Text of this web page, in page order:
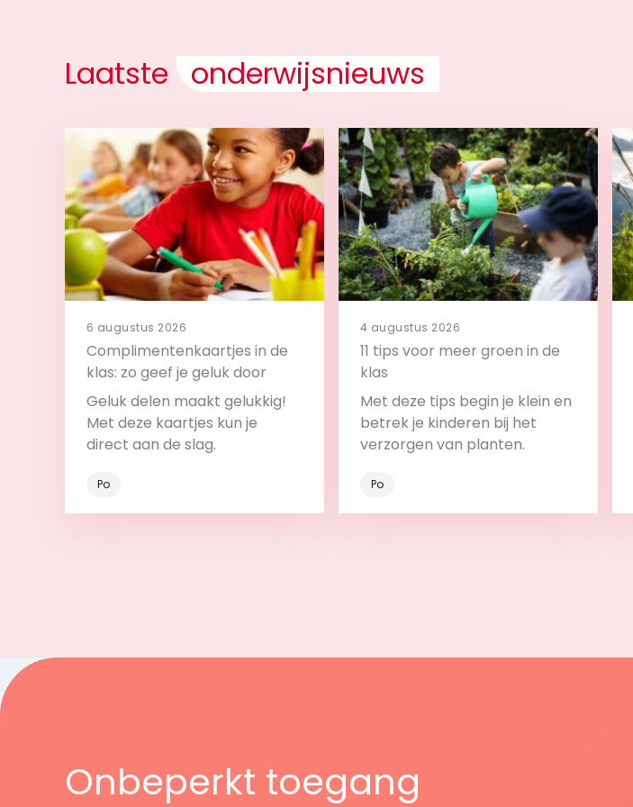
Laatste onderwijsnieuws
6 augustus 2026
Complimentenkaartjes in de
klas: zo geef je geluk door
Geluk delen maakt gelukkig!
Met deze kaartjes kun je
direct aan de slag.
Po
4 augustus 2026
11 tips voor meer groen in de
klas
Met deze tips begin je klein en
betrek je kinderen bij het
verzorgen van planten.
Po
Onbeperkt toegang